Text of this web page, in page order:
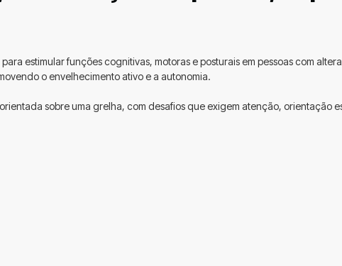
estimular funções cognitivas, motoras e posturais em pessoas com
o envelhecimento ativo e a autonomia.
sobre uma grelha, com desafios que exigem atenção, orientação